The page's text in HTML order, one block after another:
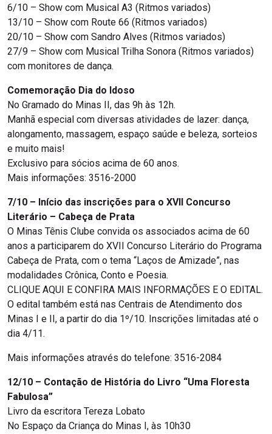
6/10 – Show com Musical A3 (Ritmos variados)
13/10 – Show com Route 66 (Ritmos variados)
20/10 – Show com Sandro Alves (Ritmos variados)
27/9 – Show com Musical Trilha Sonora (Ritmos variados)
com monitores de dança.
Comemoração Dia do Idoso
No Gramado do Minas II, das 9h às 12h.
Manhã especial com diversas atividades de lazer: dança,
alongamento, massagem, espaço saúde e beleza, sorteios
e muito mais!
Exclusivo para sócios acima de 60 anos.
Mais informações: 3516-2000
7/10 – Início das inscrições para o XVII Concurso
Literário – Cabeça de Prata
O Minas Tênis Clube convida os associados acima de 60
anos a participarem do XVII Concurso Literário do Programa
Cabeça de Prata, com o tema “Laços de Amizade”, nas
modalidades Crônica, Conto e Poesia.
CLIQUE AQUI E CONFIRA MAIS INFORMAÇÕES E O EDITAL.
O edital também está nas Centrais de Atendimento dos
Minas I e II, a partir do dia 1º/10. Inscrições limitadas até o
dia 4/11.
Mais informações através do telefone: 3516-2084
12/10 – Contação de História do Livro “Uma Floresta
Fabulosa”
Livro da escritora Tereza Lobato
No Espaço da Criança do Minas I, às 10h30